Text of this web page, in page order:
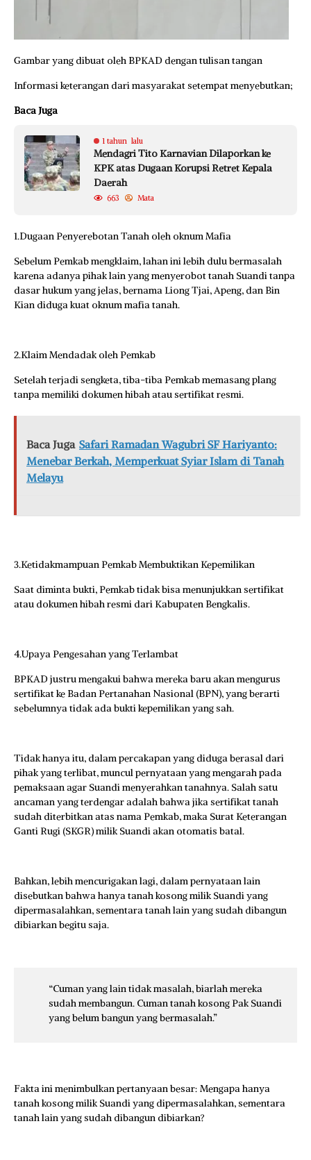
Gambar yang dibuat oleh BPKAD dengan tulisan tangan
Informasi keterangan dari masyarakat setempat menyebutkan;
Baca Juga
1 tahun lalu
Mendagri Tito Karnavian Dilaporkan ke
KPK atas Dugaan Korupsi Retret Kepala
Daerah
663 Mata
1.Dugaan Penyerebotan Tanah oleh oknum Mafia
Sebelum Pemkab mengklaim, lahan ini lebih dulu bermasalah
karena adanya pihak lain yang menyerobot tanah Suandi tanpa
dasar hukum yang jelas, bernama Liong Tjai, Apeng, dan Bin
Kian diduga kuat oknum mafia tanah.
2.Klaim Mendadak oleh Pemkab
Setelah terjadi sengketa, tiba-tiba Pemkab memasang plang
tanpa memiliki dokumen hibah atau sertifikat resmi.
Baca Juga Safari Ramadan Wagubri SF Hariyanto:
Menebar Berkah, Memperkuat Syiar Islam di Tanah
Melayu
3.Ketidakmampuan Pemkab Membuktikan Kepemilikan
Saat diminta bukti, Pemkab tidak bisa menunjukkan sertifikat
atau dokumen hibah resmi dari Kabupaten Bengkalis.
4.Upaya Pengesahan yang Terlambat
BPKAD justru mengakui bahwa mereka baru akan mengurus
sertifikat ke Badan Pertanahan Nasional (BPN), yang berarti
sebelumnya tidak ada bukti kepemilikan yang sah.
Tidak hanya itu, dalam percakapan yang diduga berasal dari
pihak yang terlibat, muncul pernyataan yang mengarah pada
pemaksaan agar Suandi menyerahkan tanahnya. Salah satu
ancaman yang terdengar adalah bahwa jika sertifikat tanah
sudah diterbitkan atas nama Pemkab, maka Surat Keterangan
Ganti Rugi (SKGR) milik Suandi akan otomatis batal.
Bahkan, lebih mencurigakan lagi, dalam pernyataan lain
disebutkan bahwa hanya tanah kosong milik Suandi yang
dipermasalahkan, sementara tanah lain yang sudah dibangun
dibiarkan begitu saja.
“Cuman yang lain tidak masalah, biarlah mereka
sudah membangun. Cuman tanah kosong Pak Suandi
yang belum bangun yang bermasalah.”
Fakta ini menimbulkan pertanyaan besar: Mengapa hanya
tanah kosong milik Suandi yang dipermasalahkan, sementara
tanah lain yang sudah dibangun dibiarkan?